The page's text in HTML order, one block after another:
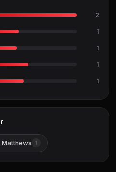
2
1
1
1
1
Matthews 1